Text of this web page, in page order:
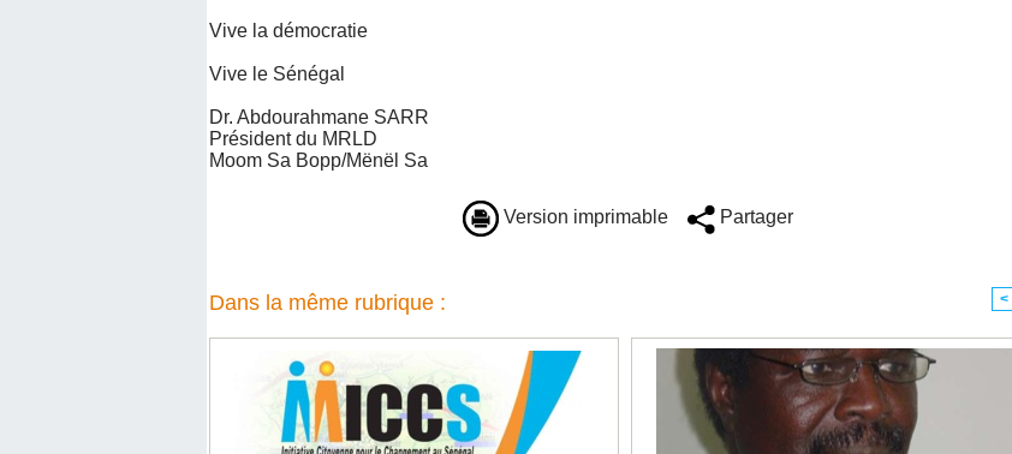
Vive la démocratie
Vive le Sénégal
Dr. Abdourahmane SARR
Président du MRLD
Moom Sa Bopp/Mënël Sa
Version imprimable Partager
Dans la même rubrique : <